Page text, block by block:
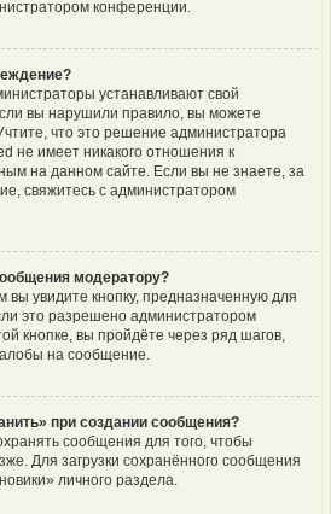
конференции.
устанавливают свой
вы нарушили правило, вы можете
что это решение администратора
не имеет никакого отношения к
на данном сайте. Если вы не знаете, за
свяжитесь с администратором
модератору?
увидите кнопку, предназначенную для
это разрешено администратором
кнопке, вы пройдёте через ряд шагов,
на сообщение.
при создании сообщения?
сообщения для того, чтобы
Для загрузки сохранённого сообщения
личного раздела.